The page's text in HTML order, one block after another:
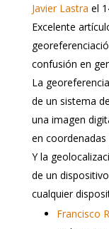
Javier Lastra el
Excelente
confusión en
La
de un sistema
una imagen
en coordenadas
Y la
de un
cualquier
Francisco